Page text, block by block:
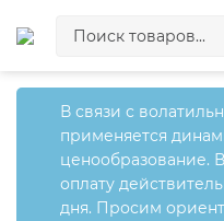
В связи с
применяется
ценообразование.
оплату
дня. Просим